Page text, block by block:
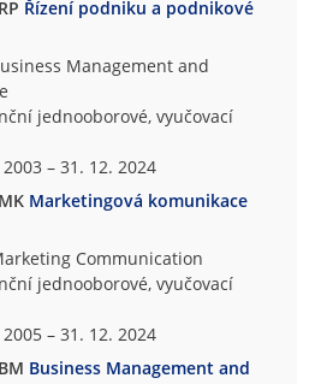
Řízení podniku a podnikové
Management and
jednooborové, vyučovací
– 31. 12. 2024
Marketingová komunikace
Communication
jednooborové, vyučovací
– 31. 12. 2024
Business Management and